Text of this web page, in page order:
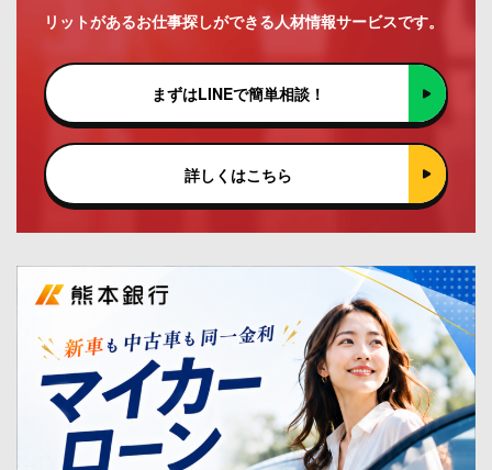
リットがあるお仕事探しができる人材情報サービスです。
まずはLINEで簡単相談！
詳しくはこちら